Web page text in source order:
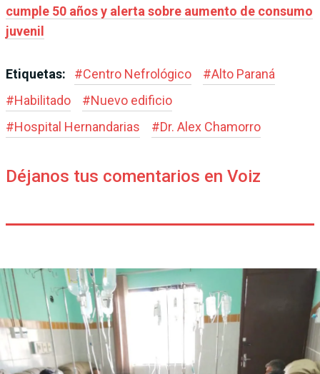
cumple 50 años y alerta sobre aumento de consumo
juvenil
Etiquetas: #Centro Nefrológico #Alto Paraná
#Habilitado #Nuevo edificio
#Hospital Hernandarias #Dr. Alex Chamorro
Déjanos tus comentarios en Voiz